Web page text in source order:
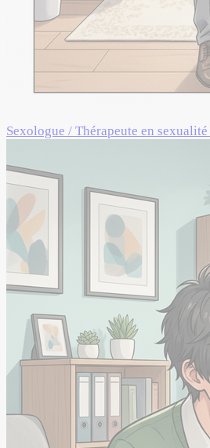
Sexologue / Thérapeute en sexualité